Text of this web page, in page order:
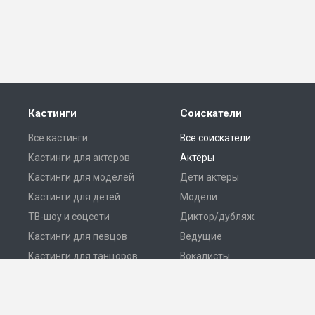
Кастинги
Все кастинги
Кастинги для актеров
Кастинги для моделей
Кастинги для детей
ТВ-шоу и соцсети
Кастинги для певцов
Кастинги для танцоров
Соискатели
Все соискатели
Актёры
Дети актеры
Модели
Диктор/дубляж
Ведущие
Вокалисты